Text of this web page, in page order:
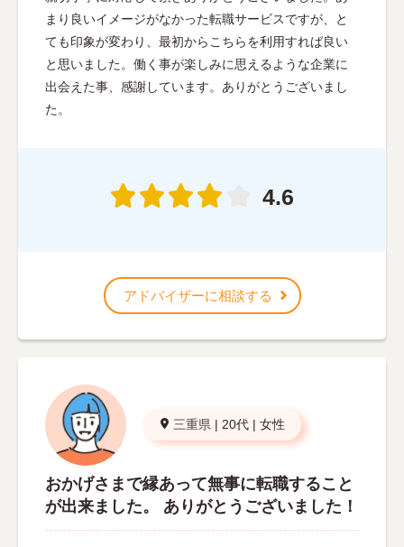
まり良いイメージがなかった転職サービスですが、と
ても印象が変わり、最初からこちらを利用すれば良い
と思いました。働く事が楽しみに思えるような企業に
出会えた事、感謝しています。ありがとうございまし
た。
4.6
アドバイザーに相談する
三重県 | 20代 | 女性
おかげさまで縁あって無事に転職すること
が出来ました。 ありがとうございました！